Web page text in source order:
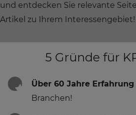
und entdecken Sie relevante
Artikel zu Ihrem Interessengebiet!
5 Gründe für
Über 60 Jahre Erfahrung
Branchen!